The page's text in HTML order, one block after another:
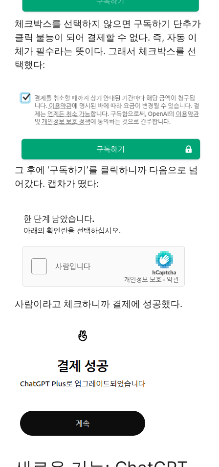
체크박스를 선택하지 않으면 구독하기 단추가
클릭 불능이 되어 결제할 수 없다. 즉, 자동 이
체가 필수라는 뜻이다. 그래서 체크박스를 선
택했다:
그 후에 ‘구독하기’를 클릭하니까 다음으로 넘
어갔다. 캡차가 떴다:
사람이라고 체크하니까 결제에 성공했다.